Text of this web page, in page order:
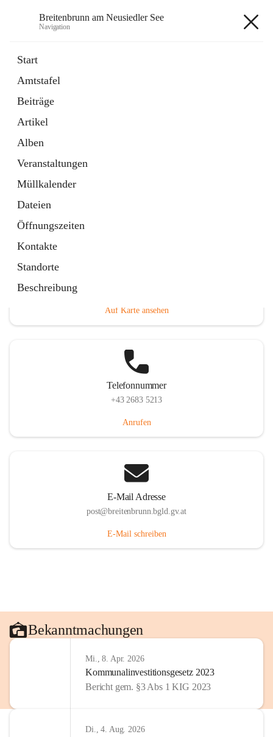
Breitenbrunn am Neusiedler See
Navigation
Start
Amtstafel
Beiträge
Artikel
Alben
Veranstaltungen
Müllkalender
Dateien
Öffnungszeiten
Kontakte
Standorte
Beschreibung
18 Schnellzugriffe
Gemeindeservice
Auf Karte ansehen
Telefonnummer
+43 2683 5213
Anrufen
E-Mail Adresse
post@breitenbrunn.bgld.gv.at
E-Mail schreiben
Bekanntmachungen
Mi., 8. Apr. 2026
Kommunalinvestitionsgesetz 2023
Bericht gem. §3 Abs 1 KIG 2023
Di., 4. Aug. 2026